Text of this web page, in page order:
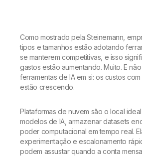
Como mostrado pela Steinemann,
tipos e tamanhos estão adotando
se manterem competitivas, e isso
gastos estão aumentando. Muito. E
ferramentas de IA em si: os custos
estão crescendo.
Plataformas de nuvem são o local
modelos de IA, armazenar datasets
poder computacional em tempo real.
experimentação e escalonamento
podem assustar quando a conta